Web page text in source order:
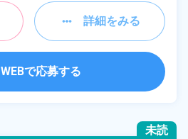
詳細をみる
WEBで応募する
未読